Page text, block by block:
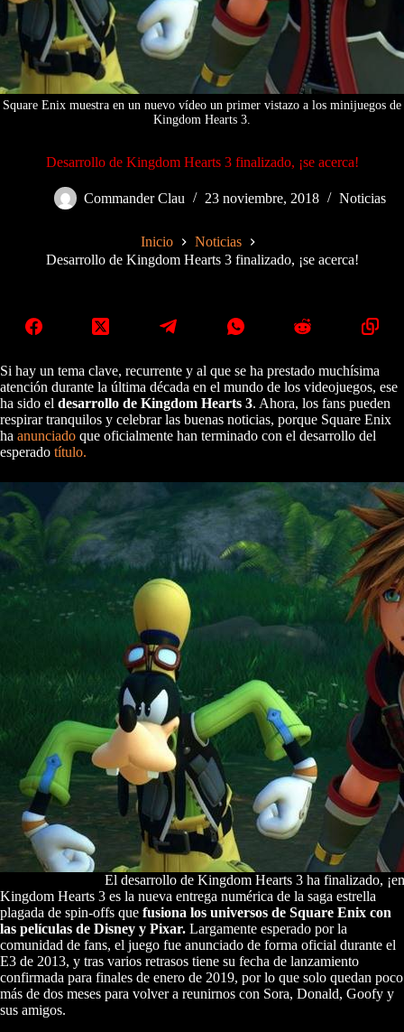
Square Enix muestra en un nuevo vídeo un primer vistazo a los minijuegos de
Kingdom Hearts 3.
Desarrollo de Kingdom Hearts 3 finalizado, ¡se acerca!
Commander Clau 23 noviembre, 2018 Noticias
Inicio
Noticias
Desarrollo de Kingdom Hearts 3 finalizado, ¡se acerca!
Si hay un tema clave, recurrente y al que se ha prestado muchísima
atención durante la última década en el mundo de los videojuegos, ese
ha sido el desarrollo de Kingdom Hearts 3. Ahora, los fans pueden
respirar tranquilos y celebrar las buenas noticias, porque Square Enix
ha anunciado que oficialmente han terminado con el desarrollo del
esperado título.
El desarrollo de Kingdom Hearts 3 ha finalizado,
Kingdom Hearts 3 es la nueva entrega numérica de la saga estrella
plagada de spin-offs que fusiona los universos de Square Enix con
las películas de Disney y Pixar. Largamente esperado por la
comunidad de fans, el juego fue anunciado de forma oficial durante el
E3 de 2013, y tras varios retrasos tiene su fecha de lanzamiento
confirmada para finales de enero de 2019, por lo que solo quedan poco
más de dos meses para volver a reunirnos con Sora, Donald, Goofy y
sus amigos.